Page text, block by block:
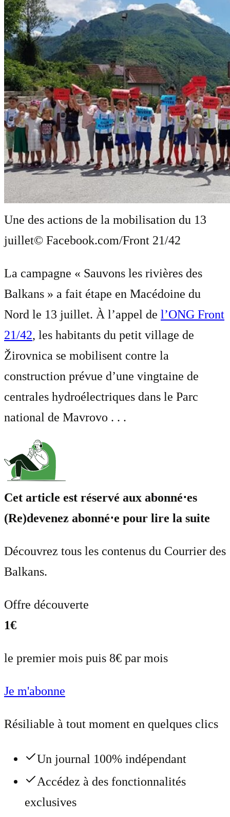
Une des actions de la mobilisation du 13
juillet© Facebook.com/Front 21/42
La campagne « Sauvons les rivières des
Balkans » a fait étape en Macédoine du
Nord le 13 juillet. À l’appel de l’ONG Front
21/42, les habitants du petit village de
Žirovnica se mobilisent contre la
construction prévue d’une vingtaine de
centrales hydroélectriques dans le Parc
national de Mavrovo . . .
Cet article est réservé aux abonné⋅es
(Re)devenez abonné⋅e pour lire la suite
Découvrez tous les contenus du Courrier des
Balkans.
Offre découverte
1€
le premier mois puis 8€ par mois
Je m'abonne
Résiliable à tout moment en quelques clics
Un journal 100% indépendant
Accédez à des fonctionnalités
exclusives